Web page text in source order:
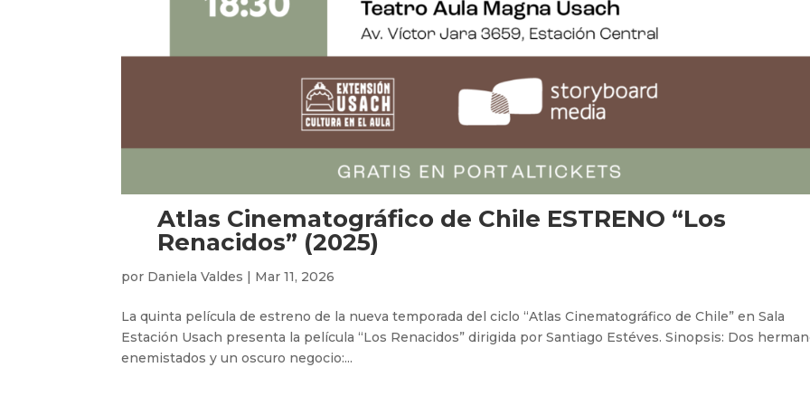
Atlas Cinematográfico de Chile ESTRENO “Los
Renacidos” (2025)
por Daniela Valdes | Mar 11, 2026
La quinta película de estreno de la nueva temporada del ciclo “Atlas Cinematográfico de Chile” en Sala
Estación Usach presenta la película “Los Renacidos” dirigida por Santiago Estéves. Sinopsis: Dos
enemistados y un oscuro negocio:...